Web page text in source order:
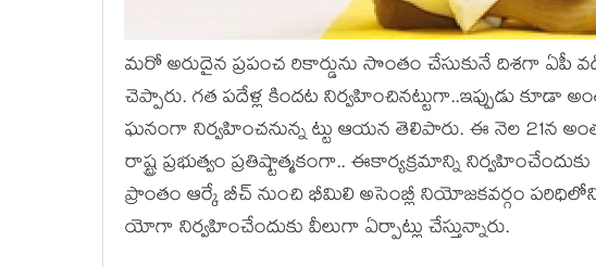
మ‌రో అరుదైన ప్ర‌పంచ రికార్డును సొంతం చేసుకునే దిశ‌గా ఏపీ
చెప్పారు. గ‌త ప‌దేళ్ల కింద‌ట నిర్వ‌హించిన‌ట్టుగా..ఇప్పుడు
ఘ‌నంగా నిర్వ‌హించ‌నున్న ట్టు ఆయ‌న తెలిపారు. ఈ నెల 21న
రాష్ట్ర ప్ర‌భుత్వం ప్ర‌తిష్టాత్మ‌కంగా.. ఈకార్య‌క్ర‌మాన్ని
ప్రాంతం ఆర్కే బీచ్ నుంచి భీమిలి అసెంబ్లీ నియోజ‌క‌వ‌ర్గం
యోగా నిర్వ‌హించేందుకు వీలుగా ఏర్పాట్లు చేస్తున్నారు.